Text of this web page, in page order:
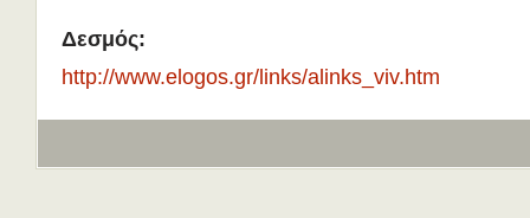
Δεσμός:
http://www.elogos.gr/links/alinks_viv.htm